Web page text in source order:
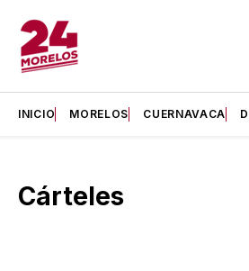
INICIO MORELOS CUERNAVACA
Cárteles